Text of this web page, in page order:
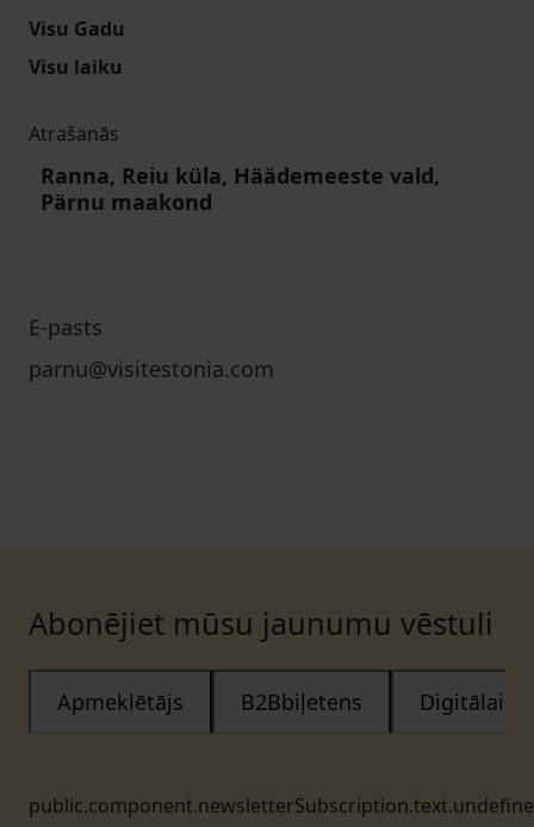
Visu Gadu
Visu laiku
Atrašanās
Ranna, Reiu küla, Häädemeeste vald,
Pärnu maakond
E-pasts
parnu@visitestonia.com
Abonējiet mūsu jaunumu vēstuli
Apmeklētājs B2Bbiļetens Digitālais